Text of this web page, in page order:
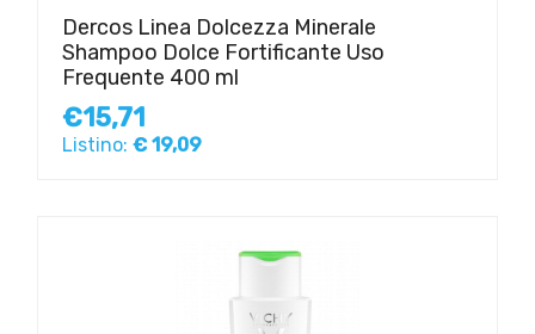
Dercos Linea Dolcezza Minerale
Shampoo Dolce Fortificante Uso
Frequente 400 ml
€15,71
Listino: € 19,09